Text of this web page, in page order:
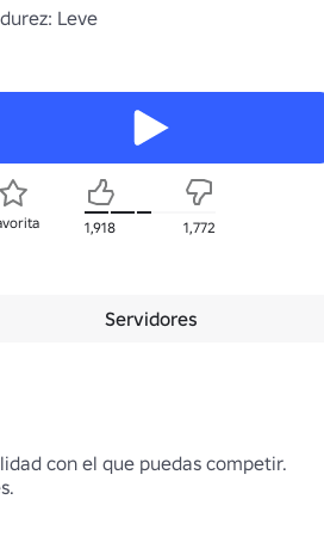
Leve
1,918 1,772
Servidores
con el que puedas competir.